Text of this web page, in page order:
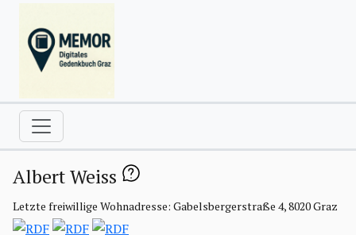
Albert Weiss
Letzte freiwillige Wohnadresse: Gabelsbergerstraße 4, 8020 Graz